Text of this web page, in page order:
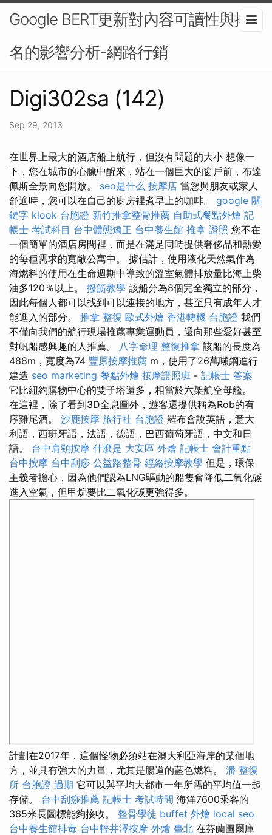
Google BERT更新對內容可讀性與排
名的影響分析-網路行銷
Digi302sa (142)
Sep 29, 2013
在世界上最大的酒店船上航行，但沒有問題的大小 想像一
下，您在城市的心臟中醒來，站在一個巨大的窗戶前，布達
佩斯全景向您開放。 seo是什么 按摩店 當您與朋友或家人
舒適時，您可以在自己的廚房裡煮早上的咖啡。 google 關
鍵字 klook 台胞證 新竹推拿整骨推薦 自助式餐點外燴 記
帳士 考試科目 台中體態矯正 台中養生館 推拿 證照 您不在
一個簡單的酒店房間裡，而是在滿足同時提供奢侈品和熱愛
的每種需求的寬敞公寓中。 據估計，使用液化天然氣作為
海燃料的使用在生命週期中導致的溫室氣體排放量比海上柴
油多120％以上。 撥筋教學 該船分為8個完全獨立的部分，
因此每個人都可以找到可以連接的地方，甚至只有成年人才
能進入的部分。 推拿 整復 歐式外燴 香港轉機 台胞證 我們
不僅向我們的航行現場推薦專業運動員，還向那些愛好甚至
對帆船感興趣的人推薦。 八字命理 整復推拿 該船的長度為
488m，寬度為74 豐原按摩推薦 m，使用了26萬噸鋼進行
建造 seo marketing 餐點外燴 按摩證照班 - 記帳士 答案
它比紐約購物中心的雙子塔還多，相當於六架航空母艦。
在這裡，除了看到3D全息圖外，遊客還提供稱為Rob的有
序雞尾酒。 沙鹿按摩 旅行社 台胞證 羅布會說英語，意大
利語，西班牙語，法語，德語，巴西葡萄牙語，中文和日
語。 台中肩頸按摩 什麼是 大安區 外燴 記帳士 會計重點
台中按摩 台中刮痧 公益路整骨 經絡按摩教學 但是，環保
主義者擔心，因為他們認為LNG驅動的船隻會降低二氧化碳
進入空氣，但甲烷要比二氧化碳更強得多。
計劃在2017年，這個怪物必須站在澳大利亞海岸的某個地
方，並具有強大的力量，尤其是腸道的藍色燃料。 潘 整復
所 台胞證 過期 它可以與平均大都市一年所需的平均值一起
存儲。 台中刮痧推薦 記帳士 考試時間 海洋7600乘客的
365米長圖標能夠接收。 整骨學徒 buffet 外燴 local seo
台中養生館排毒 台中輕井澤按摩 外燴 臺北 在芬蘭圖爾庫